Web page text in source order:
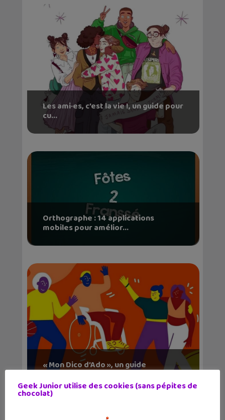
Les ami·es, c’est la vie !, un guide pour
cu...
Orthographe : 14 applications
mobiles pour amélior...
« Mon Dico d’Ado », un guide
Geek Junior utilise des cookies (sans pépites de
chocolat)